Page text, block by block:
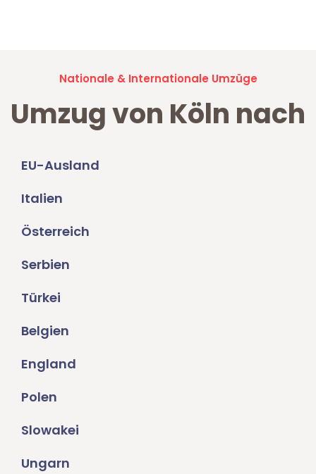
Nationale & Internationale Umzüge
Umzug von Köln nach
EU-Ausland
Italien
Österreich
Serbien
Türkei
Belgien
England
Polen
Slowakei
Ungarn